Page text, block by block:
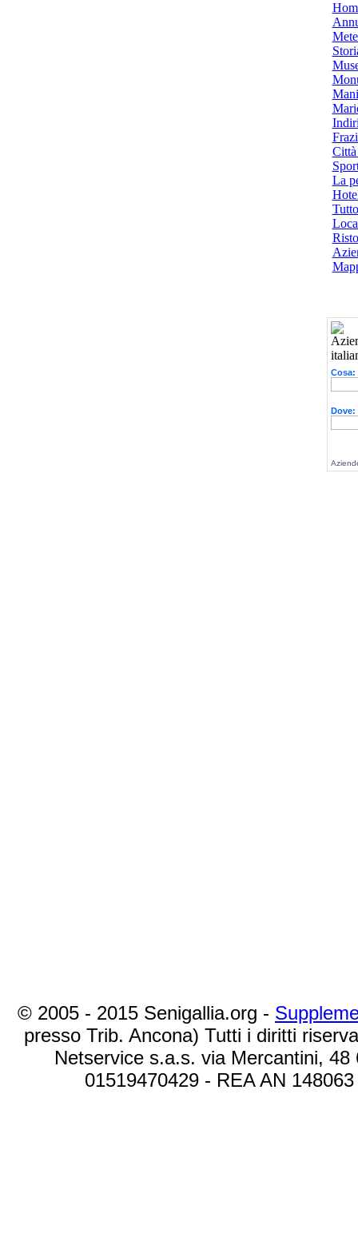
Città
La
Cosa:
Dove:
© 2005 - 2015 Senigallia.org -
presso Trib. Ancona) Tutti i diritti
Netservice s.a.s. via Mercantini,
01519470429 - REA AN